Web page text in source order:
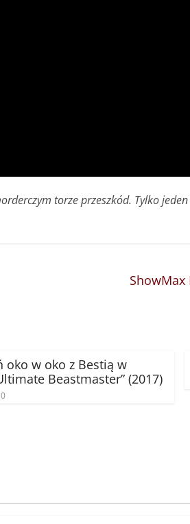
torze przeszkód. Tylko
ShowMax
oko w oko z Bestią w
Beastmaster” (2017)
0